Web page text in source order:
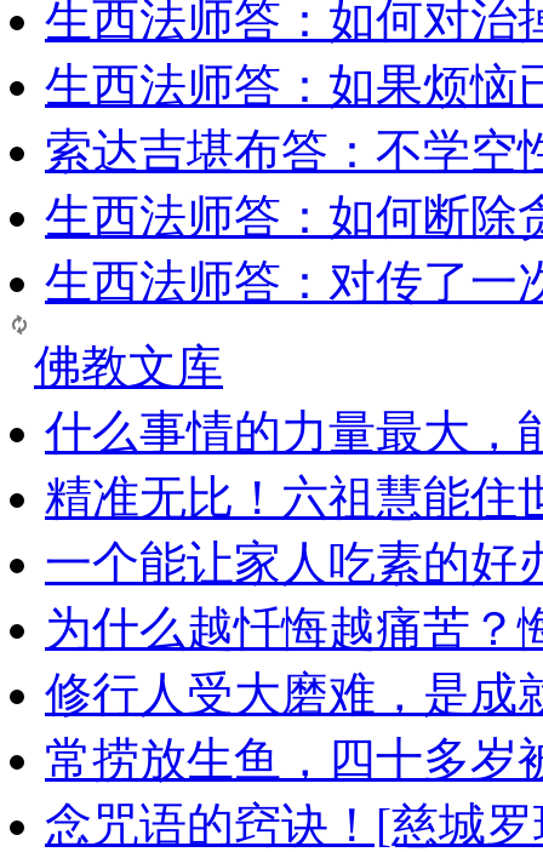
生西法师答：如何对治
生西法师答：如果烦恼
索达吉堪布答：​不学空
生西法师答：如何断除
生西法师答：对传了一
佛教文库
什么事情的力量最大，
精准无比！六祖慧能住
一个能让家人吃素的好
为什么越忏悔越痛苦？
修行人受大磨难，是成
常捞放生鱼，四十多岁
念咒语的窍诀！[慈城